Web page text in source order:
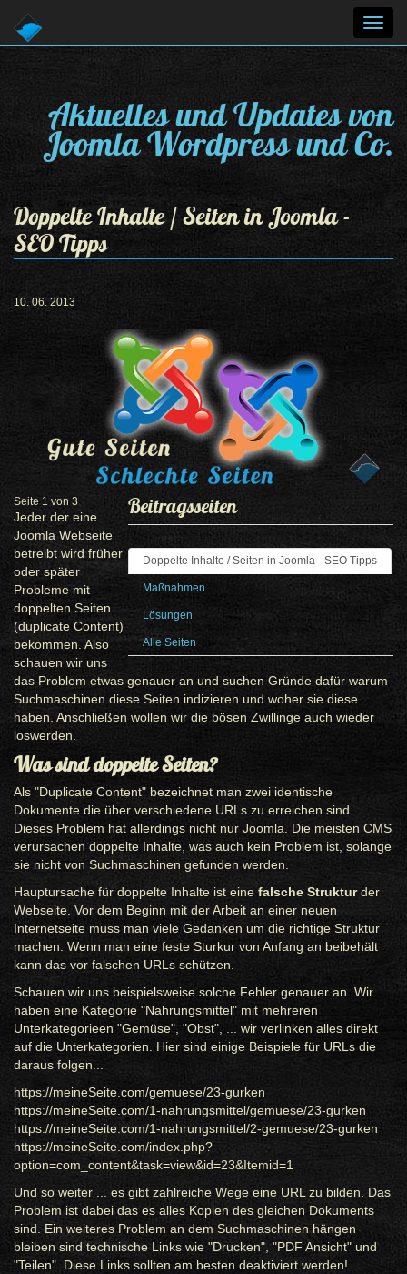
Aktuelles und Updates von
Joomla Wordpress und Co.
Doppelte Inhalte / Seiten in Joomla -
SEO Tipps
10. 06. 2013
Beitragsseiten
Doppelte Inhalte / Seiten in Joomla - SEO Tipps
Maßnahmen
Lösungen
Alle Seiten
Seite 1 von 3
Jeder der eine
Joomla Webseite
betreibt wird früher
oder später
Probleme mit
doppelten Seiten
(duplicate Content)
bekommen. Also
schauen wir uns
das Problem etwas genauer an und suchen Gründe dafür warum
Suchmaschinen diese Seiten indizieren und woher sie diese
haben. Anschließen wollen wir die bösen Zwillinge auch wieder
loswerden.
Was sind doppelte Seiten?
Als "Duplicate Content" bezeichnet man zwei identische
Dokumente die über verschiedene URLs zu erreichen sind.
Dieses Problem hat allerdings nicht nur Joomla. Die meisten CMS
verursachen doppelte Inhalte, was auch kein Problem ist, solange
sie nicht von Suchmaschinen gefunden werden.
Hauptursache für doppelte Inhalte ist eine falsche Strukturder
Webseite. Vor dem Beginn mit der Arbeit an einer neuen
Internetseite muss man viele Gedanken um die richtige Struktur
machen. Wenn man eine feste Sturkur von Anfang an beibehält
kann das vor falschen URLs schützen.
Schauen wir uns beispielsweise solche Fehler genauer an. Wir
haben eine Kategorie "Nahrungsmittel" mit mehreren
Unterkategorieen "Gemüse", "Obst", ... wir verlinken alles direkt
auf die Unterkategorien. Hier sind einige Beispiele für URLs die
daraus folgen...
https://meineSeite.com/gemuese/23-gurken
https://meineSeite.com/1-nahrungsmittel/gemuese/23-gurken
https://meineSeite.com/1-nahrungsmittel/2-gemuese/23-gurken
https://meineSeite.com/index.php?
option=com_content&task=view&id=23&Itemid=1
Und so weiter ... es gibt zahlreiche Wege eine URL zu bilden. Das
Problem ist dabei das es alles Kopien des gleichen Dokuments
sind. Ein weiteres Problem an dem Suchmaschinen hängen
bleiben sind technische Links wie "Drucken", "PDF Ansicht" und
"Teilen". Diese Links sollten am besten deaktiviert werden!